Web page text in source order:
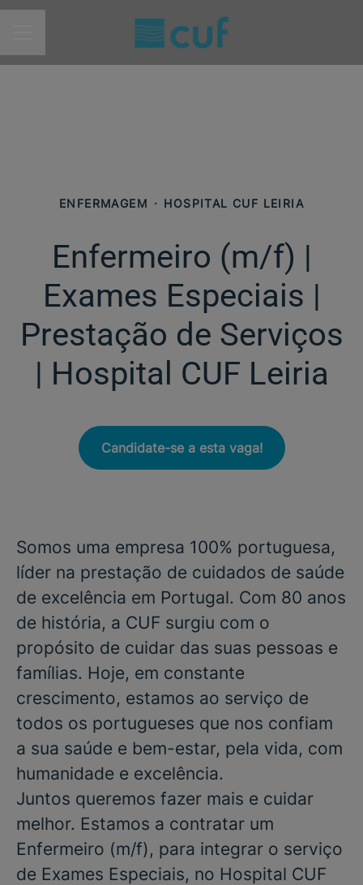
MENU DE CARREIRAS
ENFERMAGEM · HOSPITAL CUF LEIRIA
Enfermeiro (m/f)​ |
Exames Especiais |
Prestação de Serviços
| Hospital CUF Leiria
Candidate-se a esta vaga!
Somos uma empresa 100% portuguesa,
líder na prestação de cuidados de saúde
de excelência em Portugal. Com 80 anos
de história, a CUF surgiu com o
propósito de cuidar das suas pessoas e
famílias. Hoje, em constante
crescimento, estamos ao serviço de
todos os portugueses que nos confiam
a sua saúde e bem-estar, pela vida, com
humanidade e excelência.
Juntos queremos fazer mais e cuidar
melhor. Estamos a contratar um
Enfermeiro (m/f), para integrar o serviço
de Exames Especiais, no Hospital CUF